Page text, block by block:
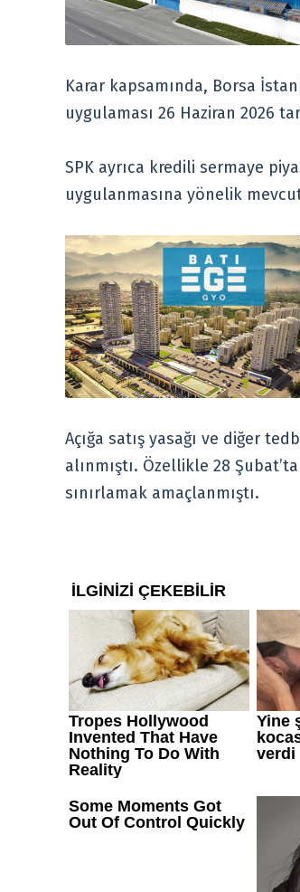
Karar kapsamında, Borsa
uygulaması 26 Haziran 2026
SPK ayrıca kredili sermaye
uygulanmasına yönelik
Açığa satış yasağı ve diğer
alınmıştı. Özellikle 28
sınırlamak amaçlanmıştı.